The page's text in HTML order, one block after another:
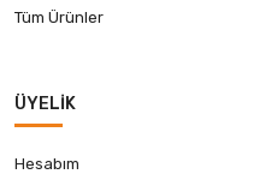
Tüm Ürünler
ÜYELIK
Hesabım